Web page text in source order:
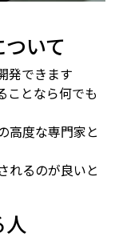
ついて
発できます
ことなら何でも
高度な専門家と
れるのが良いと
人